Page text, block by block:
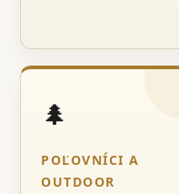
🌲
POĽOVNÍCI A
OUTDOOR